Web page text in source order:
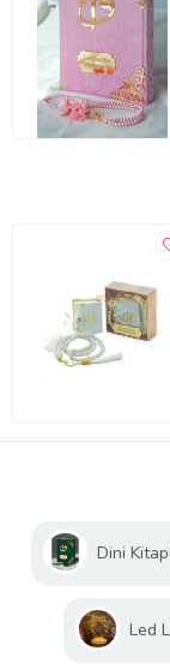
Dini
Led